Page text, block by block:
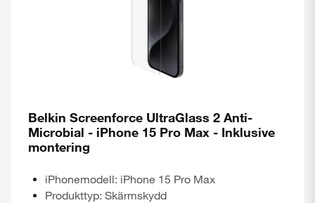
Belkin Screenforce UltraGlass 2 Anti-
Microbial - iPhone 15 Pro Max - Inklusive
montering
iPhonemodell: iPhone 15 Pro Max
Produkttyp: Skärmskydd